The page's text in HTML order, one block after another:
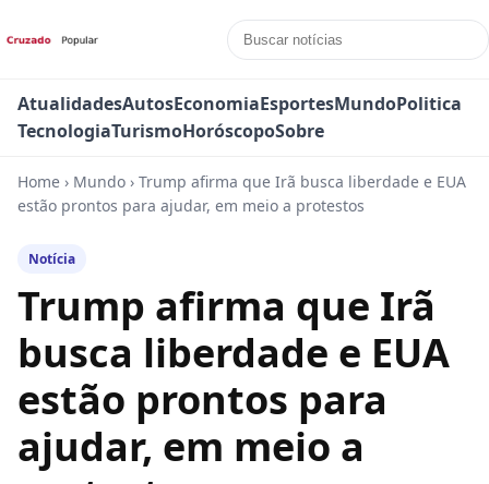
AtualidadesAutosEconomiaEsportesMundoPolitica
TecnologiaTurismoHoróscopoSobre
Home › Mundo › Trump afirma que Irã busca liberdade e EUA
estão prontos para ajudar, em meio a protestos
Notícia
Trump afirma que Irã
busca liberdade e EUA
estão prontos para
ajudar, em meio a